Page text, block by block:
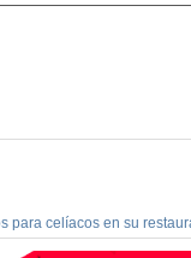
para celíacos en su